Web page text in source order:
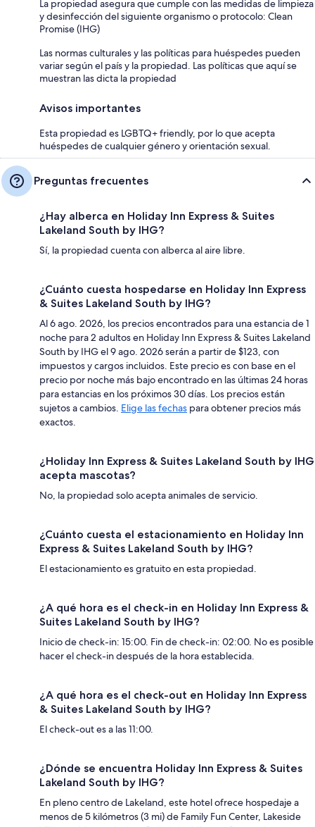
La propiedad asegura que cumple con las medidas de limpieza
y desinfección del siguiente organismo o protocolo: Clean
Promise (IHG)
Las normas culturales y las políticas para huéspedes pueden
variar según el país y la propiedad. Las políticas que aquí se
muestran las dicta la propiedad
Avisos importantes
Esta propiedad es LGBTQ+ friendly, por lo que acepta
huéspedes de cualquier género y orientación sexual.
Preguntas frecuentes
¿Hay alberca en Holiday Inn Express & Suites
Lakeland South by IHG?
Sí, la propiedad cuenta con alberca al aire libre.
¿Cuánto cuesta hospedarse en Holiday Inn Express
& Suites Lakeland South by IHG?
Al 6 ago. 2026, los precios encontrados para una estancia de 1
noche para 2 adultos en Holiday Inn Express & Suites Lakeland
South by IHG el 9 ago. 2026 serán a partir de $123, con
impuestos y cargos incluidos. Este precio es con base en el
precio por noche más bajo encontrado en las últimas 24 horas
para estancias en los próximos 30 días. Los precios están
sujetos a cambios. Elige las fechas para obtener precios más
exactos.
¿Holiday Inn Express & Suites Lakeland South by IHG
acepta mascotas?
No, la propiedad solo acepta animales de servicio.
¿Cuánto cuesta el estacionamiento en Holiday Inn
Express & Suites Lakeland South by IHG?
El estacionamiento es gratuito en esta propiedad.
¿A qué hora es el check-in en Holiday Inn Express &
Suites Lakeland South by IHG?
Inicio de check-in: 15:00. Fin de check-in: 02:00. No es posible
hacer el check-in después de la hora establecida.
¿A qué hora es el check-out en Holiday Inn Express
& Suites Lakeland South by IHG?
El check-out es a las 11:00.
¿Dónde se encuentra Holiday Inn Express & Suites
Lakeland South by IHG?
En pleno centro de Lakeland, este hotel ofrece hospedaje a
menos de 5 kilómetros (3 mi) de Family Fun Center, Lakeside